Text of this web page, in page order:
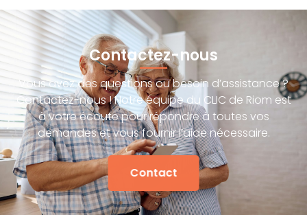
Contactez-nous
Vous avez des questions ou besoin d’assistance ?
Contactez-nous ! Notre équipe du CLIC de Riom est
à votre écoute pour répondre à toutes vos
demandes et vous fournir l’aide nécessaire.
Contact